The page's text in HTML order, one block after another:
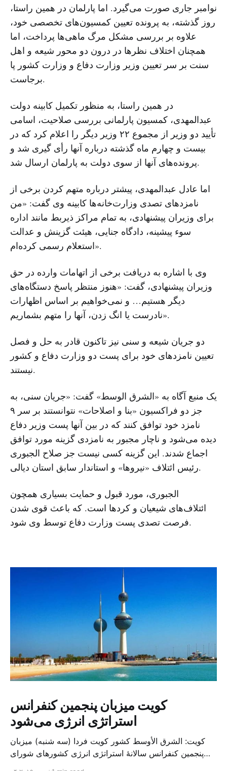
نوامبر جاری صورت می‌گیرد. اما پارلمان در همین راستا،
روز گذشته، به پرونده تعیین کمسیون‌های تخصصی خود،
علاوه بر بررسی مشکل مرگ ماهی‌ها پرداخت، اما
همچنان اختلاف ‌نظرها در درون دو محور شیعه و اهل
سنت بر سر تعیین وزیر وزارت دفاع و وزارت کشور پا
برجاست.
در همین راستا، به منظور تکمیل کابینه دولت
عبدالمهدی، کمسیون پارلمانی بررسی صلاحیت، اسامی
تأیید دو وزیر از مجموع ۲۲ وزیر دیگر را اعلام کرد که در
بیست و چهارم ماه گذشته درباره آنها رأی گیری شد و
پرونده‌های آنها از سوی دولت به پارلمان ارسال شد.
اما عادل عبدالمهدی، پیشتر درباره متهم کردن برخی از
نامزدهای تصدی وزارت‌خانه‌ها کابینه وی گفت: «من
برای وزیران پیشنهادی، به تمام مراکز ذیربط مانند اداره
سوء پیشینه، دادگاه جنایی، هیئت گزینش و عدالت
استعلام رسمی کرده‌ام».
وی با اشاره به دریافت برخی از اتهامات وارده در حق
وزیران پیشنهادی، گفت: «هنوز منتظر پاسخ دستگاه‌های
دیگر هستیم… و نمی‌خواهیم بر اساس اظهارات
نادرست یا انگ زدن، آنها را متهم بشماریم».
دو جریان شیعه و سنی نیز تاکنون قادر به حل و فصل
تعیین نامزدهای خود برای پست دو وزارت دفاع و کشور
نیستند.
یک منبع آگاه به «الشرق الوسط» گفت: «جریان سنی، به
جز دو فراکسیون «بنا و اصلاحات» نتوانستند بر سر ۹
نامزد خود توافق کنند که در بین آنها پست وزیر دفاع
دیده می‌شود و ناچار مجبور به نامزدی گزینه مورد توافق
اجماع شدند. این گزینه کسی نیست جز صلاح الجبوری
رئیس ائتلاف «نیروها» و استاندار سابق استان دیالی.
الجبوری، مورد قبول و حمایت بسیاری همچون
ائتلاف‌های شیعیان و کردها است. که باعث قوی شدن
فرصت تصدی پست وزارت دفاع توسط وی شود.
کویت میزبان پنجمین کنفرانس
استراتژی انرژی می‌شود
کویت: الشرق الأوسط کشور کویت فردا (سه شنبه) میزبان
پنجمین کنفرانس سالانهٔ استراتژی انرژی کشورهای شورای